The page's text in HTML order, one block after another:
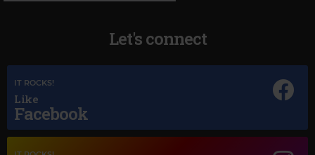
Let's connect
IT ROCKS!
Like
Facebook